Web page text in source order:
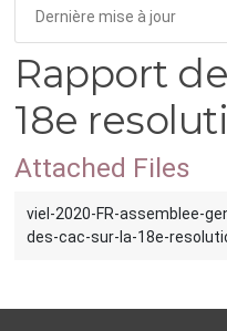
Dernière mise à jour
Rapport
18e
Attached Files
viel-2020-FR-assemblee-
des-cac-sur-la-18e-